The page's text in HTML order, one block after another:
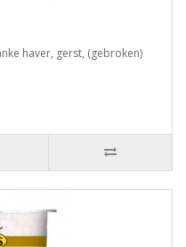
haver, gerst, (gebroken)